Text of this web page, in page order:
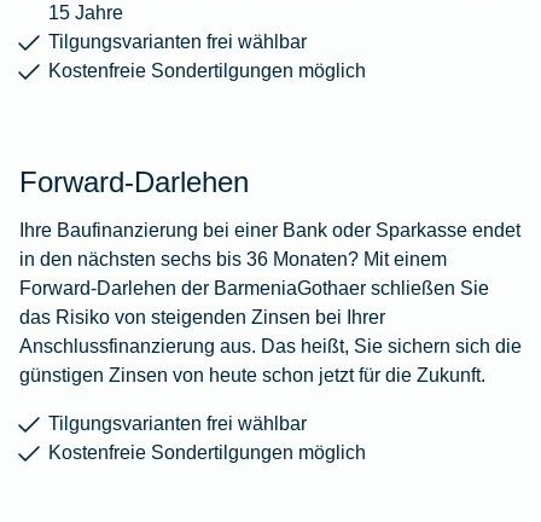
15 Jahre
Tilgungsvarianten frei wählbar
Kostenfreie Sondertilgungen möglich
Forward-Darlehen
Ihre Baufinanzierung bei einer Bank oder Sparkasse endet
in den nächsten sechs bis 36 Monaten? Mit einem
Forward-Darlehen der BarmeniaGothaer schließen Sie
das Risiko von steigenden Zinsen bei Ihrer
Anschlussfinanzierung aus. Das heißt, Sie sichern sich die
günstigen Zinsen von heute schon jetzt für die Zukunft.
Tilgungsvarianten frei wählbar
Kostenfreie Sondertilgungen möglich